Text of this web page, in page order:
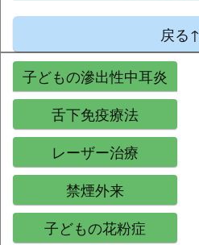
戻る↑
子どもの滲出性中耳炎
舌下免疫療法
レーザー治療
禁煙外来
子どもの花粉症